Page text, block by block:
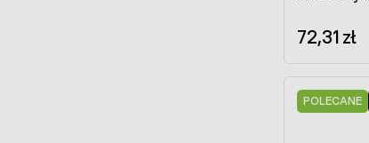
72,31 zł
POLECANE